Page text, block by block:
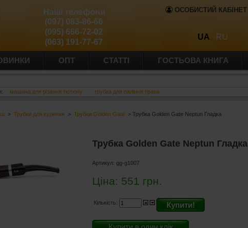
ОСОБИСТИЙ КАБІНЕТ
UA RU
Наші телефони
(097) 083-86-66
(095) 666-72-02
(063) 191-77-67
ОПТ СТАТТІ ГОСТЬОВА КНИГА
машина для різання тютюну трубка для паління трави
> Трубки для курения > Трубки Golden Gate > Трубка Golden Gate Neptun Гладка
Трубка Golden Gate Neptun Гладка
Артикул:gg-g1007
Ціна: 551 грн.
Кількість: Купити!